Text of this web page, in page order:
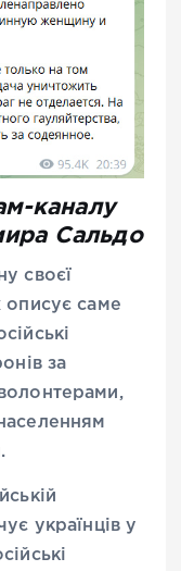
каналу
Сальдо
своєї
описує саме
за
українців у